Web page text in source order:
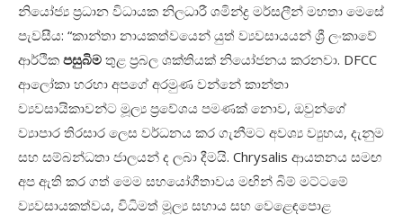
නියෝජ්‍ය ප්‍රධාන විධායක නිලධාරී ශමින්ද්‍ර මර්සලීන් මහතා මෙසේ
පැවසීය: “කාන්තා නායකත්වයෙන් යුත් ව්‍යවසායයන් ශ්‍රී ලංකාවේ
ආර්ථික පසුබිම තුළ ප්‍රබල ශක්තියක් නියෝජනය කරනවා. DFCC
ආලෝකා හරහා අපගේ අරමුණ වන්නේ කාන්තා
ව්‍යවසායිකාවන්ට මූල්‍ය ප්‍රවේශය පමණක් නොව, ඔවුන්ගේ
ව්‍යාපාර තිරසාර ලෙස වර්ධනය කර ගැනීමට අවශ්‍ය ව්‍යුහය, දැනුම
සහ සම්බන්ධතා ජාලයන් ද ලබා දීමයි. Chrysalis ආයතනය සමඟ
අප ඇති කර ගත් මෙම සහයෝගීතාවය මඟින් බිම් මට්ටමේ
ව්‍යවසායකත්වය, විධිමත් මූල්‍ය සහාය සහ වෙළෙඳපොළ